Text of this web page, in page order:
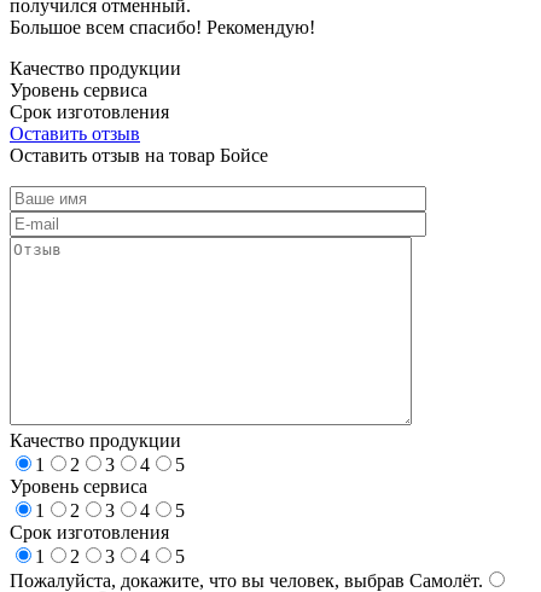
получился отменный.
Большое всем спасибо! Рекомендую!
Качество продукции
Уровень сервиса
Срок изготовления
Оставить отзыв
Оставить отзыв на товар Бойсе
Качество продукции
1
2 3 4
5
Уровень сервиса
1
2 3 4
5
Срок изготовления
1
2 3 4
5
Пожалуйста, докажите, что вы человек, выбрав Самолёт.